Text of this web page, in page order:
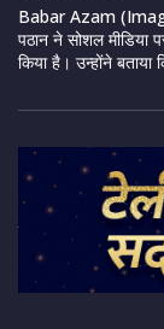
Babar Azam
पठान ने सोशल
किया है। उन्होंने बताया